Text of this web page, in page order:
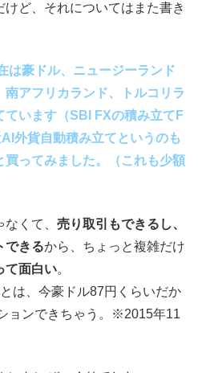
ど、それについてはまた書き
豪ドル、ニュージーランド
南アフリカランド、トルコリラ
ています（SBI FXの積み立てF
AI外貨自動積み立て というのも
買ってみました。（これも少額
くて、 売り取引もできるし、
できるから、ちょっと複雑だけ
て面白い。
は、今豪ドル87円くらいだか
ョンできちゃう。※2015年11